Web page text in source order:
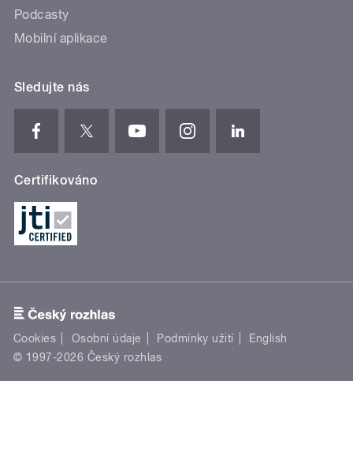
Podcasty
Mobilní aplikace
Sledujte nás
Certifikováno
Cookies Osobní údaje Podmínky užití
English
© 1997-2026 Český rozhlas